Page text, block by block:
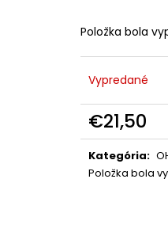
Položka bola
Vypredané
€21,50
Jednotková
cena:
Kategória:
Položka bola
DYMOVNICA - BIELA 5KS